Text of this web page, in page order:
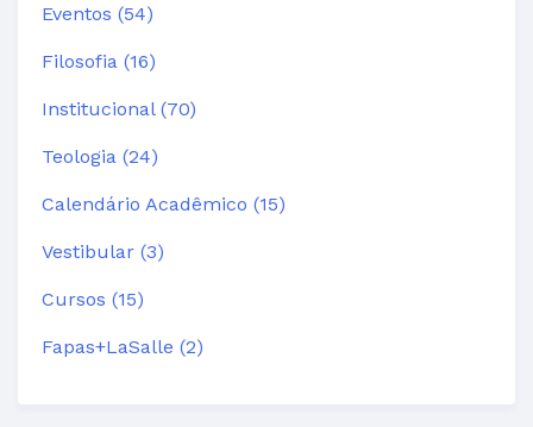
Eventos (54)
Filosofia (16)
Institucional (70)
Teologia (24)
Calendário Acadêmico (15)
Vestibular (3)
Cursos (15)
Fapas+LaSalle (2)